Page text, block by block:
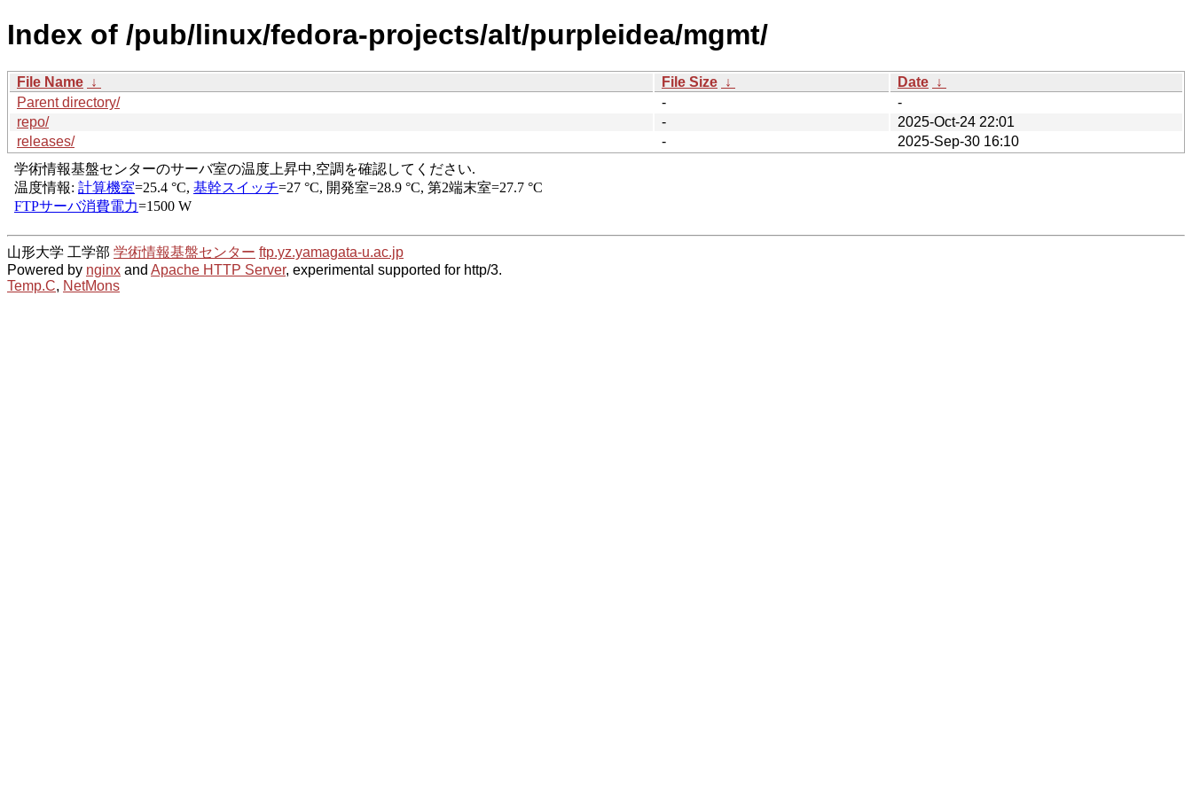
Index of /pub/linux/fedora-projects/alt/purpleidea/mgmt/
File Name ↓ File Size ↓ Date ↓
Parent directory/
-
-
repo/
-
2025-Oct-24 22:01
releases/
- 2025-Sep-30 16:10
山形大学 工学部 学術情報基盤センター ftp.yz.yamagata-u.ac.jp
Powered by nginx and Apache HTTP Server, experimental supported for http/3.
Temp.C, NetMons